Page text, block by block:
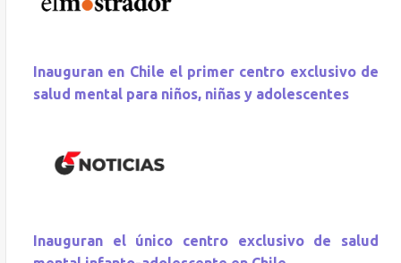
Inauguran en Chile el primer centro exclusivo de
salud mental para niños, niñas y adolescentes
Inauguran el único centro exclusivo de salud